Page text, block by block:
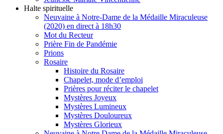
Halte spirituelle
Neuvaine à Notre-Dame de la Médaille Miraculeuse
(2020) en direct à 18h30
Mot du Recteur
Prière Fin de Pandémie
Prions
Rosaire
Histoire du Rosaire
Chapelet, mode d’emploi
Prières pour réciter le chapelet
Mystères Joyeux
Mystères Lumineux
Mystères Douloureux
Mystères Glorieux